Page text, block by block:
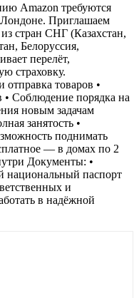
Amazon требуются
Лондоне. Приглашаем
стран СНГ (Казахстан,
Белоруссия,
перелёт,
страховку.
товаров •
• Соблюдение порядка на
новым задачам
занятость •
поднимать
— в домах по 2
Документы: •
национальный паспорт
и
в надёжной